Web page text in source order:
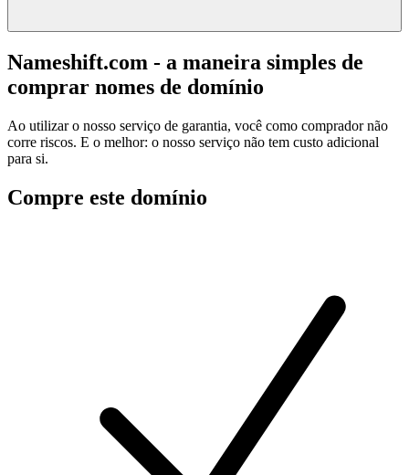
Nameshift.com - a maneira simples de
comprar nomes de domínio
Ao utilizar o nosso serviço de garantia, você como comprador não
corre riscos. E o melhor: o nosso serviço não tem custo adicional
para si.
Compre este domínio